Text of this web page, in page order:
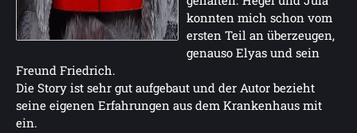
konnten mich schon vom
ersten Teil an überzeugen,
genauso Elyas und sein
Freund Friedrich.
Die Story ist sehr gut aufgebaut und der Autor bezieht
seine eigenen Erfahrungen aus dem Krankenhaus mit
ein.